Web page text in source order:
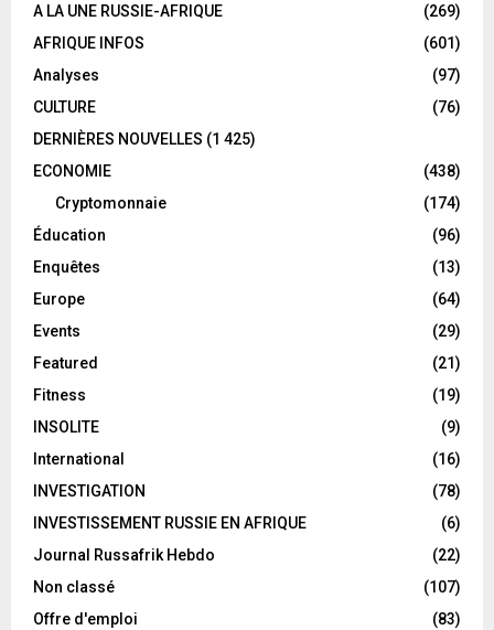
A LA UNE RUSSIE-AFRIQUE
(269)
AFRIQUE INFOS
(601)
Analyses
(97)
CULTURE
(76)
DERNIÈRES NOUVELLES (1 425)
ECONOMIE
(438)
Cryptomonnaie
(174)
Éducation
(96)
Enquêtes
(13)
Europe
(64)
Events
(29)
Featured
(21)
Fitness
(19)
INSOLITE
(9)
International
(16)
INVESTIGATION
(78)
INVESTISSEMENT RUSSIE EN AFRIQUE
(6)
Journal Russafrik Hebdo
(22)
Non classé
(107)
Offre d'emploi
(83)